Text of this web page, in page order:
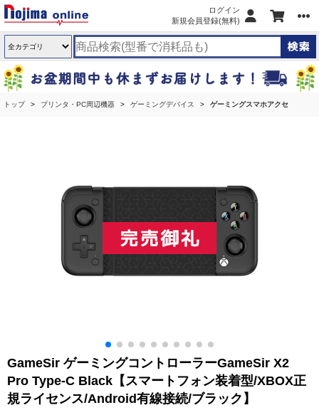
ログイン
新規会員登録(無料)
トップ プリンタ・PC周辺機器 ゲーミングデバイス ゲーミングスマホアクセ
GameSir ゲーミングコントローラーGameSir X2
Pro Type-C Black【スマートフォン装着型/XBOX正
規ライセンス/Android有線接続/ブラック】